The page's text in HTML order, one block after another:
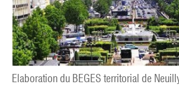
Elaboration du BEGES territorial de